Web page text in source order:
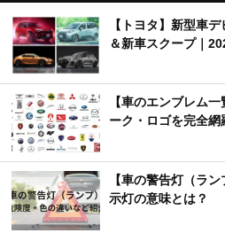
【トヨタ】新型車
＆新車スクープ｜
【車のエンブレム
ーク・ロゴを完全網
【車の警告灯（ラ
示灯の意味とは？